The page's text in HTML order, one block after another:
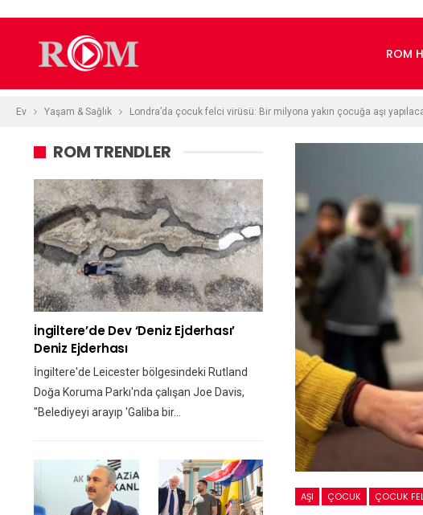
ROM
Ev Yaşam & Sağlık Londra’da çocuk felci virüsü: Bir milyona yakın çocuğa aşı
AŞI ÇOCUK ÇOCUK
ROM TRENDLER
İngiltere’de Dev ‘deniz Ejderhası’
Deniz Ejderhası
İngiltere'de Leicester bölgesindeki Rutland
Doğa Koruma Parkı'nda çalışan Joe Davis,
"Belediyeyi arayıp 'Galiba bir…